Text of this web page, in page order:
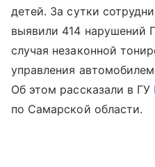
детей. За сутки
выявили 414 нарушений
случая незаконной
управления
Об этом рассказали в ГУ
по Самарской области.